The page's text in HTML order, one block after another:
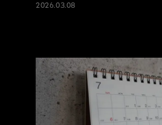
2026.03.08